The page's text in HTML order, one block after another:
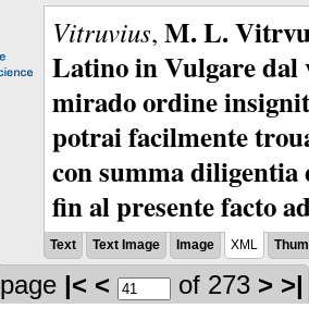
Vitruvius, M. L.
Latino in Vulgare dal
mirado ordine
potrai facilmente
con summa
fin al presente facto
Text Text Image Image XML
page |< < of 273 > >|